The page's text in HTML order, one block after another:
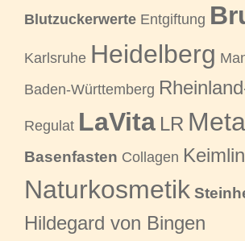
Blutzuckerwerte Entgiftung
Karlsruhe Heidelberg
Baden-Württemberg
Regulat LaVita LR
Basenfasten Collagen
Naturkosmetik
Hildegard von Bingen